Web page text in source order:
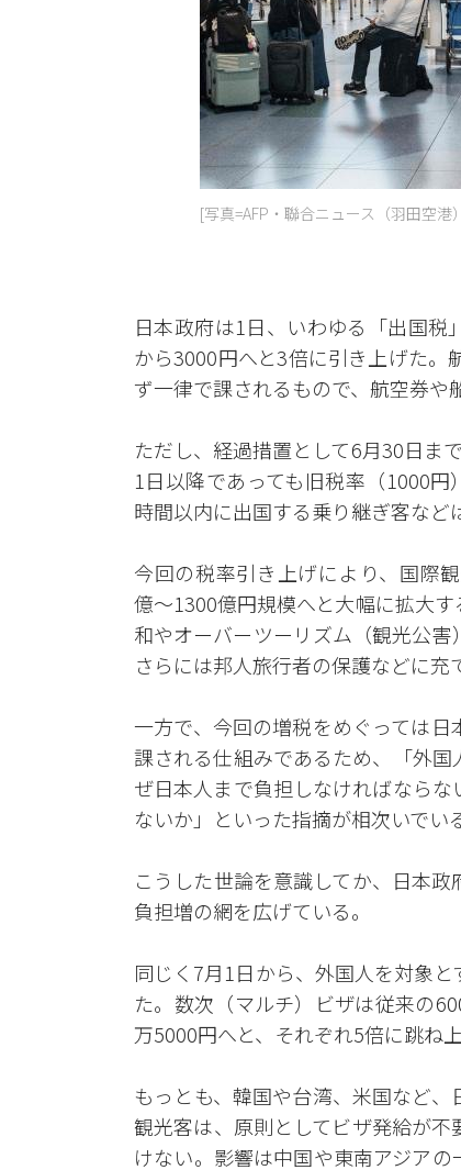
[写真=AFP・聯合ニュース（羽田空港
日本政府は1日、いわゆる「出国
から3000円へと3倍に引き上げた
ず一律で課されるもので、航空券や
ただし、経過措置として6月30日ま
1日以降であっても旧税率（1000
時間以内に出国する乗り継ぎ客など
今回の税率引き上げにより、国際
億〜1300億円規模へと大幅に拡大
和やオーバーツーリズム（観光公害
さらには邦人旅行者の保護などに充
一方で、今回の増税をめぐっては
課される仕組みであるため、「外
ぜ日本人まで負担しなければなら
ないか」といった指摘が相次いでい
こうした世論を意識してか、日本
負担増の網を広げている。
同じく7月1日から、外国人を対象
た。数次（マルチ）ビザは従来の
万5000円へと、それぞれ5倍に跳ね上
もっとも、韓国や台湾、米国など
観光客は、原則としてビザ発給が
けない。影響は中国や東南アジア